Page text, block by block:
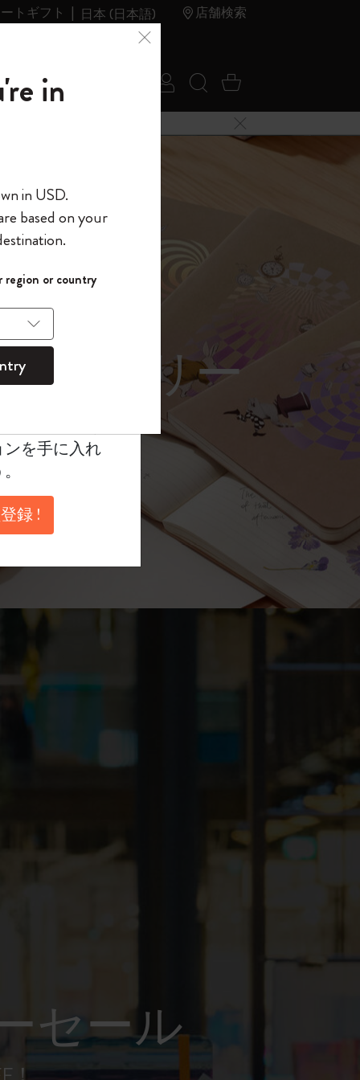
トギフト 日本 (日本語) 店舗検索
ール
ログイン
パスワードを表示
保存する
検索 (キーワード
カート 0 アイ
メニューを閉じる
サングラス）
示1
セール
ようこそ
、コード
力すると、初
無料になり
レット品は
を手に入れ
録 !
in
in USD.
based on your
or country